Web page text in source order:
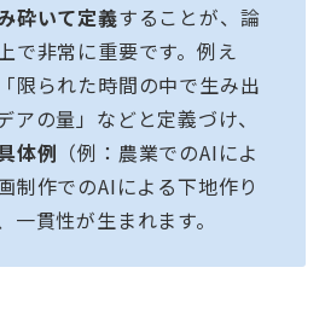
砕いて定義することが、論
で非常に重要です。例え
限られた時間の中で生み出
アの量」などと定義づけ、
体例 （例：農業でのAIによ
制作でのAIによる下地作り
一貫性が生まれます。